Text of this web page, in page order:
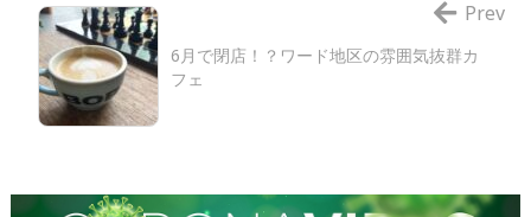
6月で閉店！？ワード地区の雰囲気抜群カ
フェ
Prev